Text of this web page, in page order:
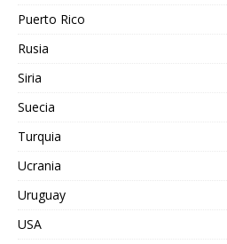
Puerto Rico
Rusia
Siria
Suecia
Turquia
Ucrania
Uruguay
USA